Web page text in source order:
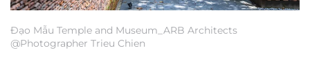
Đạo Mẫu Temple and Museum_ARB Architects
@Photographer Trieu Chien